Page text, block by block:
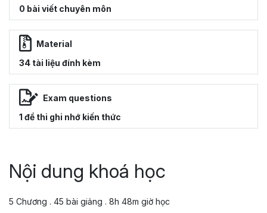
0 bài viết chuyên môn
Material
34 tài liệu đính kèm
Exam questions
1 đề thi ghi nhớ kiến thức
Nội dung khoá học
5 Chương . 45 bài giảng . 8h 48m giờ học